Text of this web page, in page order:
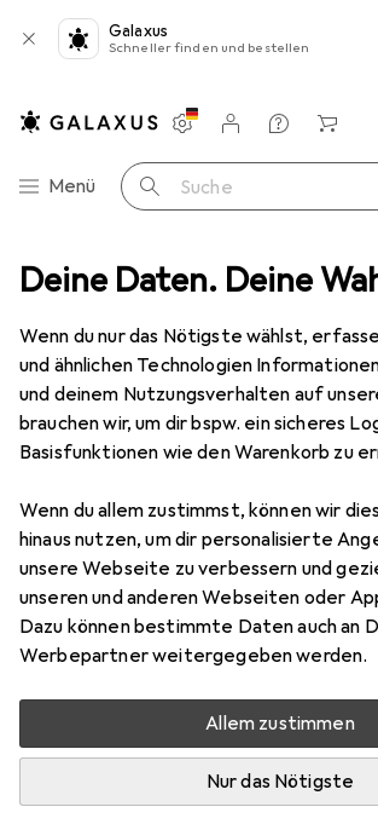
Deine Daten. Deine
Wenn du nur das Nötigste wählst,
und ähnlichen Technologien
und deinem Nutzungsverhalten auf
brauchen wir, um dir bspw. ein sicheres
Basisfunktionen wie den Warenkorb zu
Wenn du allem zustimmst, können wir
hinaus nutzen, um dir personalisierte
unsere Webseite zu verbessern und
unseren und anderen Webseiten oder
Dazu können bestimmte Daten auch an
Werbepartner weitergegeben werden.
Allem zustimmen
Nur das Nötigste
Galaxus
Schneller finden und bestellen
Navigation nach Kategorien
Menü Suche
Einstellungen
Kundenkonto
Vergleichslisten
Merklisten
Warenkorb
Schutzschalter Schneider Electric LSSchalter
EUR
81,03
Schneider Electric
Zubehör für Schneider
LSSchalter C20N
Hier findest du passendes Zubehör zum
Schneider Electric LSSchalter C20N aus